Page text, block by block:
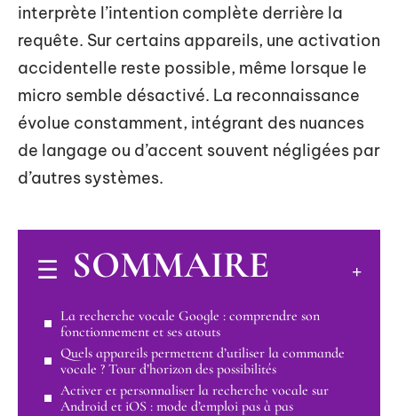
interprète l’intention complète derrière la
requête. Sur certains appareils, une activation
accidentelle reste possible, même lorsque le
micro semble désactivé. La reconnaissance
évolue constamment, intégrant des nuances
de langage ou d’accent souvent négligées par
d’autres systèmes.
SOMMAIRE
La recherche vocale Google : comprendre son
fonctionnement et ses atouts
Quels appareils permettent d’utiliser la commande
vocale ? Tour d’horizon des possibilités
Activer et personnaliser la recherche vocale sur
Android et iOS : mode d’emploi pas à pas